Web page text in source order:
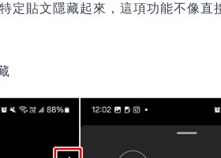
定貼文隱藏起來，這項功能不像